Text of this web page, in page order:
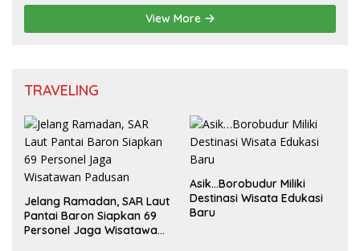
View More
TRAVELING
Jelang Ramadan, SAR Laut
Pantai Baron Siapkan 69
Personel Jaga Wisatawan
Asik…Borobudur Miliki
Destinasi Wisata Edukasi
Baru